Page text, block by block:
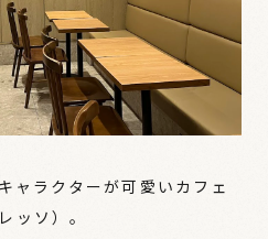
ャラクターが可愛いカフェ
ッソ）。